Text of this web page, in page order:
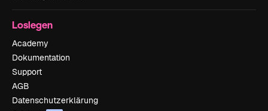
Loslegen
Academy
Dokumentation
Support
AGB
Datenschutzerklärung